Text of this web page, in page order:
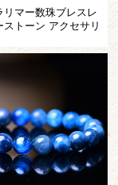
リマー数珠ブレスレ
ストーン アクセサリ